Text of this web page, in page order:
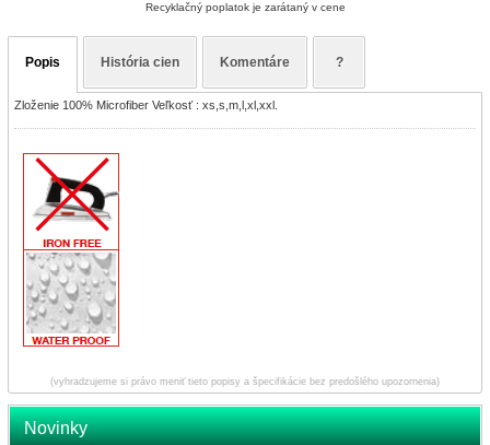
Recyklačný poplatok je zarátaný v cene
Popis História cien Komentáre ?
Zloženie 100% Microfiber Veľkosť : xs,s,m,l,xl,xxl.
(vyhradzujeme si právo meniť tieto popisy a špecifikácie bez predošlého upozornenia)
Novinky